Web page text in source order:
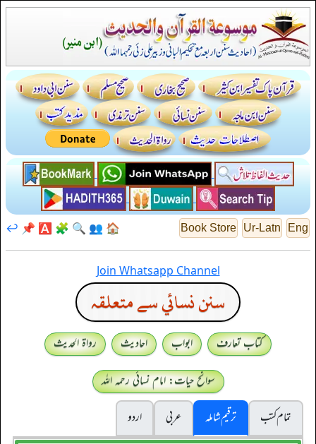
Eng
Ur-Latn
Book Store
🏠
👥
🔍
🧩
🅰️
📌
↩️
Join Whatsapp Channel
سنن نسائي سے متعلقہ
کتاب تعارف ابواب احادیث
رواۃ الحدیث
سوانح حیات: امام نسائی رحمہ اللہ
تمام کتب
ترقیم شاملہ عربی
اردو